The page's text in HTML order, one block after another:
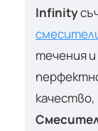
Infinity
течения
качество,